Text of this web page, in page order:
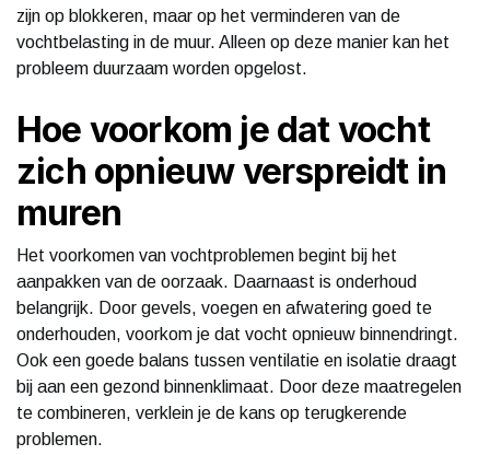
zijn op blokkeren, maar op het verminderen van de
vochtbelasting in de muur. Alleen op deze manier kan het
probleem duurzaam worden opgelost.
Hoe voorkom je dat vocht
zich opnieuw verspreidt in
muren
Het voorkomen van vochtproblemen begint bij het
aanpakken van de oorzaak. Daarnaast is onderhoud
belangrijk. Door gevels, voegen en afwatering goed te
onderhouden, voorkom je dat vocht opnieuw binnendringt.
Ook een goede balans tussen ventilatie en isolatie draagt
bij aan een gezond binnenklimaat. Door deze maatregelen
te combineren, verklein je de kans op terugkerende
problemen.